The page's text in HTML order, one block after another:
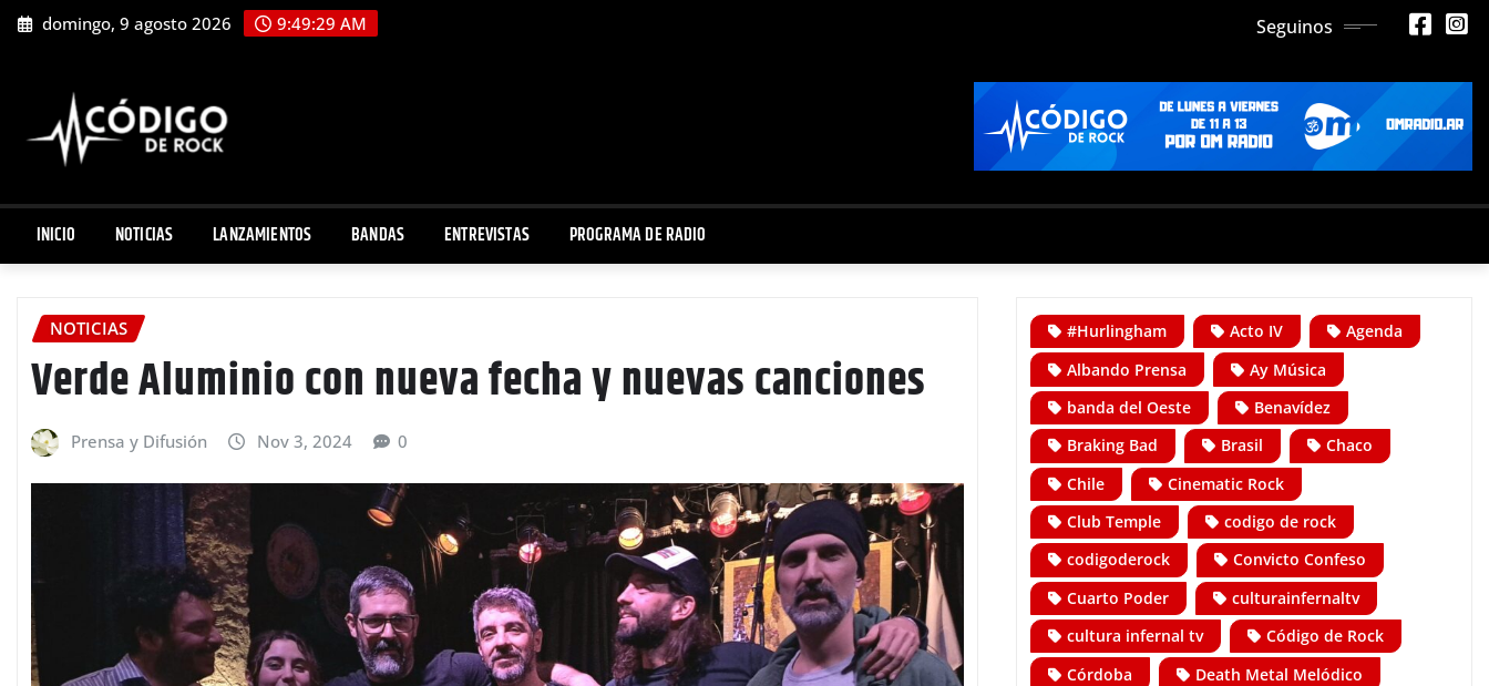
Saltar
domingo, 9 agosto 2026 9:49:30 AM Seguinos
INICIO NOTICIAS LANZAMIENTOS BANDAS ENTREVISTAS PROGRAMA DE RADIO
NOTICIAS
Verde Aluminio con nueva fecha y nuevas canciones
Prensa y Difusión Nov 3, 2024 0
#Hurlingham Acto IV
Agenda
Albando Prensa
Ay Música
banda del Oeste
Benavídez
Braking Bad
Brasil
Chaco
Chile
Cinematic Rock
Club Temple
codigo de rock
codigoderock
Convicto Confeso
Cuarto Poder
culturainfernaltv
cultura infernal tv
Código de Rock
Córdoba
Death Metal Melódico